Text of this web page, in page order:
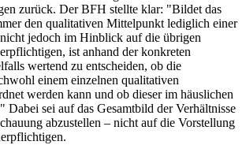
zurück. Der BFH stellte klar: "Bildet das
den qualitativen Mittelpunkt lediglich einer
jedoch im Hinblick auf die übrigen
ist anhand der konkreten
wertend zu entscheiden, ob die
einem einzelnen qualitativen
werden kann und ob dieser im häuslichen
Dabei sei auf das Gesamtbild der Verhältnisse
abzustellen – nicht auf die Vorstellung